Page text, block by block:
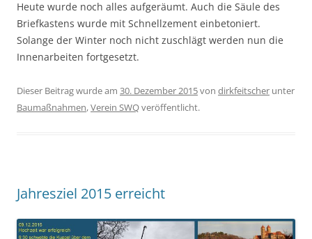
Heute wurde noch alles aufgeräumt. Auch die Säule des
Briefkastens wurde mit Schnellzement einbetoniert.
Solange der Winter noch nicht zuschlägt werden nun die
Innenarbeiten fortgesetzt.
Dieser Beitrag wurde am 30. Dezember 2015von dirkfeitscher unter
Baumaßnahmen,Verein SWQveröffentlicht.
Jahresziel 2015 erreicht